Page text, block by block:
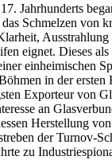
Jahrhunderts
Schmelzen von
Ausstrahlung
eignet. Dieses
einheimischen
in der ersten
Exporteur von
an
Herstellung
der Turnov-
zu